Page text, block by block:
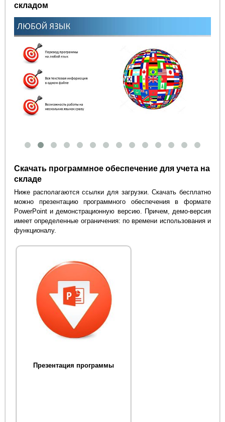
складом
Скачать программное обеспечение для учета на
складе
Ниже располагаются ссылки для загрузки. Скачать бесплатно
можно презентацию программного обеспечения в формате
PowerPoint и демонстрационную версию. Причем, демо-версия
имеет определенные ограничения: по времени использования и
функционалу.
Презентация программы